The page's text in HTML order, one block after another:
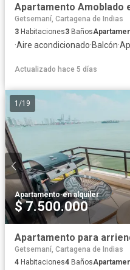
Getsemaní, Cartagena de Indias
3 Habitaciones3 Baños
·Aire acondicionado·Balcón·
Actualizado hace 5 días
1 /19
Apartamento·en alquiler
$ 7.500.000
Getsemaní, Cartagena de Indias
4 Habitaciones4 Baños